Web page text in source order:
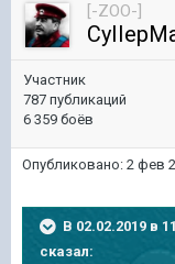
[-ZOO-]
Участник
787 публикаций
6 359 боёв
Опубликовано: 2 фев
В 02.02.2019 в
сказал: